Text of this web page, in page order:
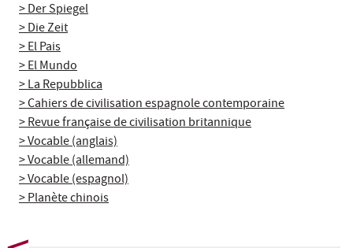
> Der Spiegel
> Die Zeit
> El Pais
> El Mundo
> La Repubblica
> Cahiers de civilisation espagnole contemporaine
> Revue française de civilisation britannique
> Vocable (anglais)
> Vocable (allemand)
> Vocable (espagnol)
> Planète chinois